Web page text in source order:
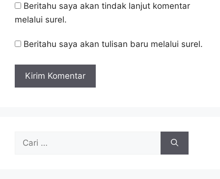
Beritahu saya akan tindak lanjut komentar
melalui surel.
Beritahu saya akan tulisan baru melalui surel.
untuk: